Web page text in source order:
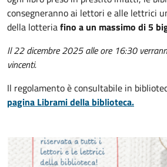
consegneranno ai lettori e alle lettrici
della lotteriafino a un massimo di 5
Il 22 dicembre 2025 alle ore 16:30
vincenti.
Il regolamento è consultabile in
pagina Librami della biblioteca.